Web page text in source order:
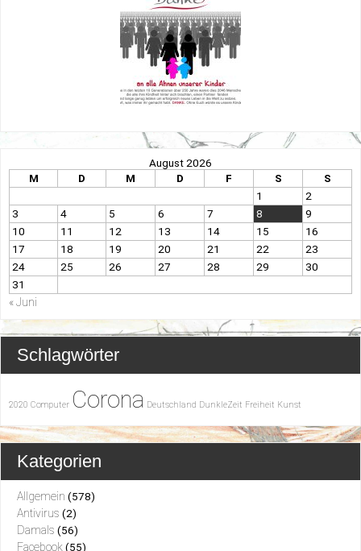
August 2026
M
D M D F S
S
1
2
3
4 5 6 7 8
9
10
11 12 13 14 15
16
17
18 19 20 21 22
23
24
25 26 27 28 29
30
31
« Juni
Schlagwörter
2020 Computer Corona Deutschland DunkleZeit Freiheit Kunst
Kategorien
Allgemein (578)
Antivirus (2)
Damals (56)
Facebook (55)